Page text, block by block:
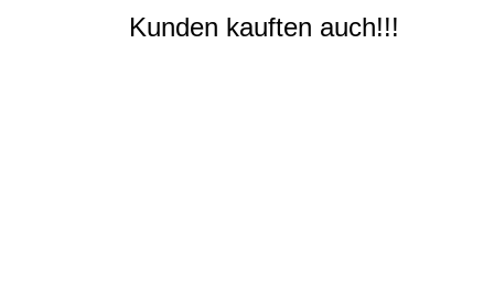
Kunden kauften auch!!!